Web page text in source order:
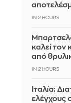
IN 2 HOURS
καλεί τον
από
IN 2 HOURS
Ιταλία:
ελέγχους